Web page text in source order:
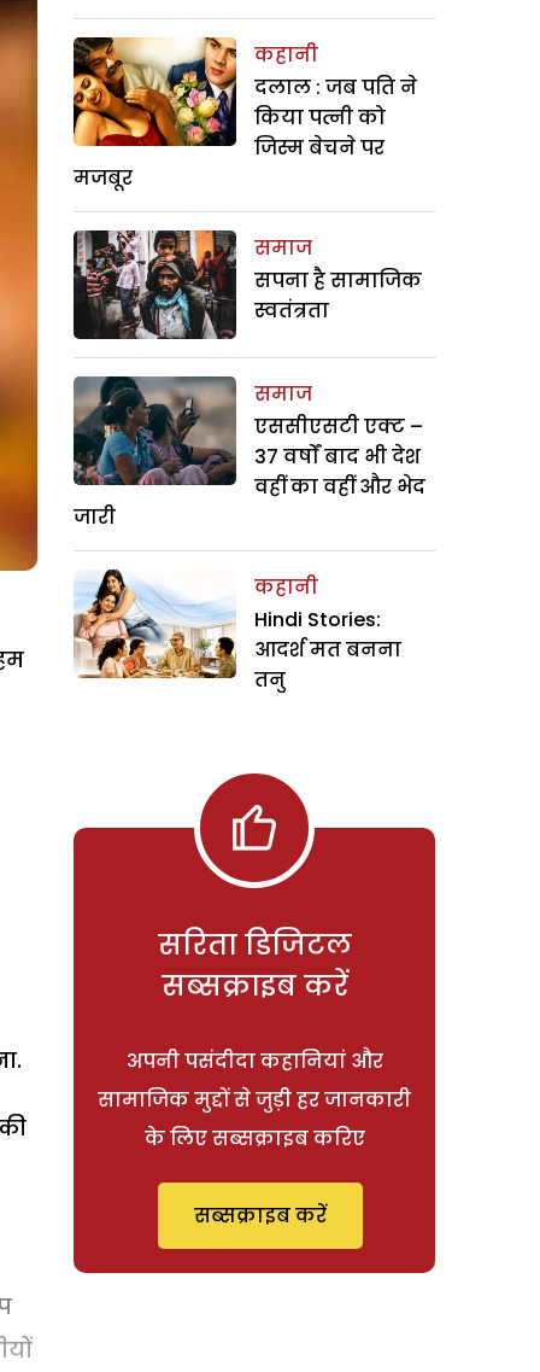
कहानी
दलाल : जब पति ने
किया पत्नी को
जिस्म बेचने पर
मजबूर
समाज
सपना है सामाजिक
स्वतंत्रता
समाज
एससीएसटी एक्ट –
37 वर्षों बाद भी देश
वहीं का वहीं और भेद
जारी
कहानी
Hindi Stories:
आदर्श मत बनना
तनु
सरिता डिजिटल
सब्सक्राइब करें
अपनी पसंदीदा कहानियां और
सामाजिक मुद्दों से जुड़ी हर जानकारी
के लिए सब्सक्राइब करिए
सब्सक्राइब करें